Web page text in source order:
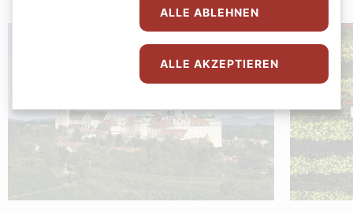
ALLE ABLEHNEN
ALLE AKZEPTIEREN